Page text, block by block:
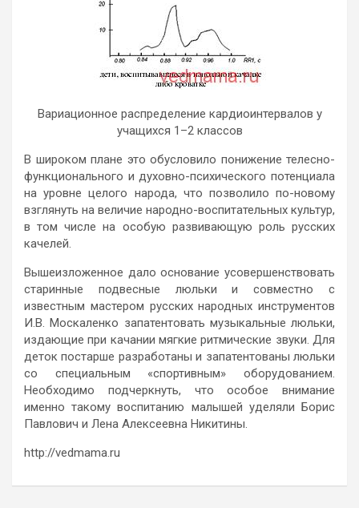
Вариационное распределение кардиоинтервалов у
учащихся 1–2 классов
В широком плане это обусловило понижение телесно-
функционального и духовно-психического потенциала
на уровне целого народа, что позволило по-новому
взглянуть на величие народно-воспитательных культур,
в том числе на особую развивающую роль русских
качелей.
Вышеизложенное дало основание усовершенствовать
старинные подвесные люльки и совместно с
известным мастером русских народных инструментов
И.В. Москаленко запатентовать музыкальные люльки,
издающие при качании мягкие ритмические звуки. Для
деток постарше разработаны и запатентованы люльки
со специальным «спортивным» оборудованием.
Необходимо подчеркнуть, что особое внимание
именно такому воспитанию малышей уделяли Борис
Павлович и Лена Алексеевна Никитины.
http://vedmama.ru